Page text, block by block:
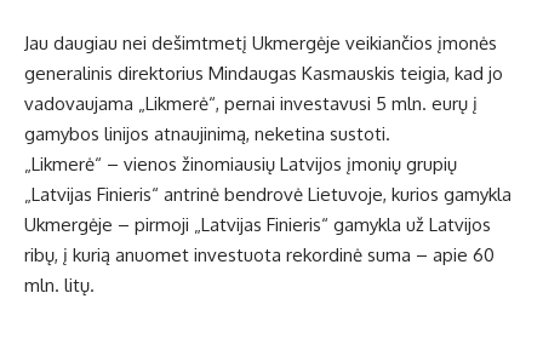
Jau daugiau nei dešimtmetį Ukmergėje veikiančios įmonės
generalinis direktorius Mindaugas Kasmauskis teigia, kad jo
vadovaujama „Likmerė“, pernai investavusi 5 mln. eurų į
gamybos linijos atnaujinimą, neketina sustoti.
„Likmerė“ – vienos žinomiausių Latvijos įmonių grupių
„Latvijas Finieris“ antrinė bendrovė Lietuvoje, kurios gamykla
Ukmergėje – pirmoji „Latvijas Finieris“ gamykla už Latvijos
ribų, į kurią anuomet investuota rekordinė suma – apie 60
mln. litų.